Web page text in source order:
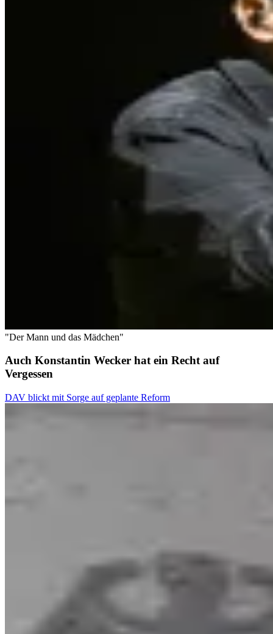
"Der Mann und das Mädchen"
Auch Konstantin Wecker hat ein Recht auf
Vergessen
DAV blickt mit Sorge auf geplante Reform